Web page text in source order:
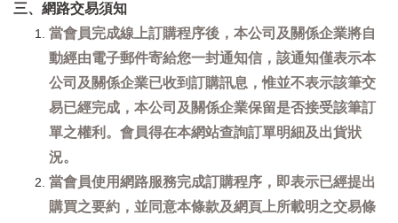
三、網路交易須知
當會員完成線上訂購程序後，本公司及關係企業將自
動經由電子郵件寄給您一封通知信，該通知僅表示本
公司及關係企業已收到訂購訊息，惟並不表示該筆交
易已經完成，本公司及關係企業保留是否接受該筆訂
單之權利。會員得在本網站查詢訂單明細及出貨狀
況。
當會員使用網路服務完成訂購程序，即表示已經提出
購買之要約，並同意本條款及網頁上所載明之交易條